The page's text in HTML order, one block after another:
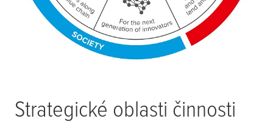
Strategické oblasti činnosti